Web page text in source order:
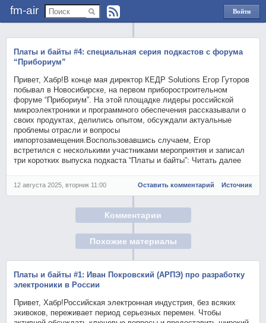
fm-air
Войти
через
Платы и байты #4: специальная серия подкастов с форума
“Прибориум”
Привет, Хабр!В конце мая директор КЕДР Solutions Егор Гуторов
побывал в Новосибирске, на первом приборостроительном
форуме “Прибориум”. На этой площадке лидеры российской
микроэлектроники и программного обеспечения рассказывали о
своих продуктах, делились опытом, обсуждали актуальные
проблемы отрасли и вопросы
импортозамещения.Воспользовавшись случаем, Егор
встретился с несколькими участниками мероприятия и записал
три коротких выпуска подкаста “Платы и байты”: Читать далее
12 августа 2025, вторник 11:00 Оставить комментарий Источник
Комментарии
Похожие материалы
Платы и байты #1: Иван Покровский (АРПЭ) про разработку
электроники в России
Привет, Хабр!Российская электронная индустрия, без всяких
экивоков, переживает период серьезных перемен. Чтобы